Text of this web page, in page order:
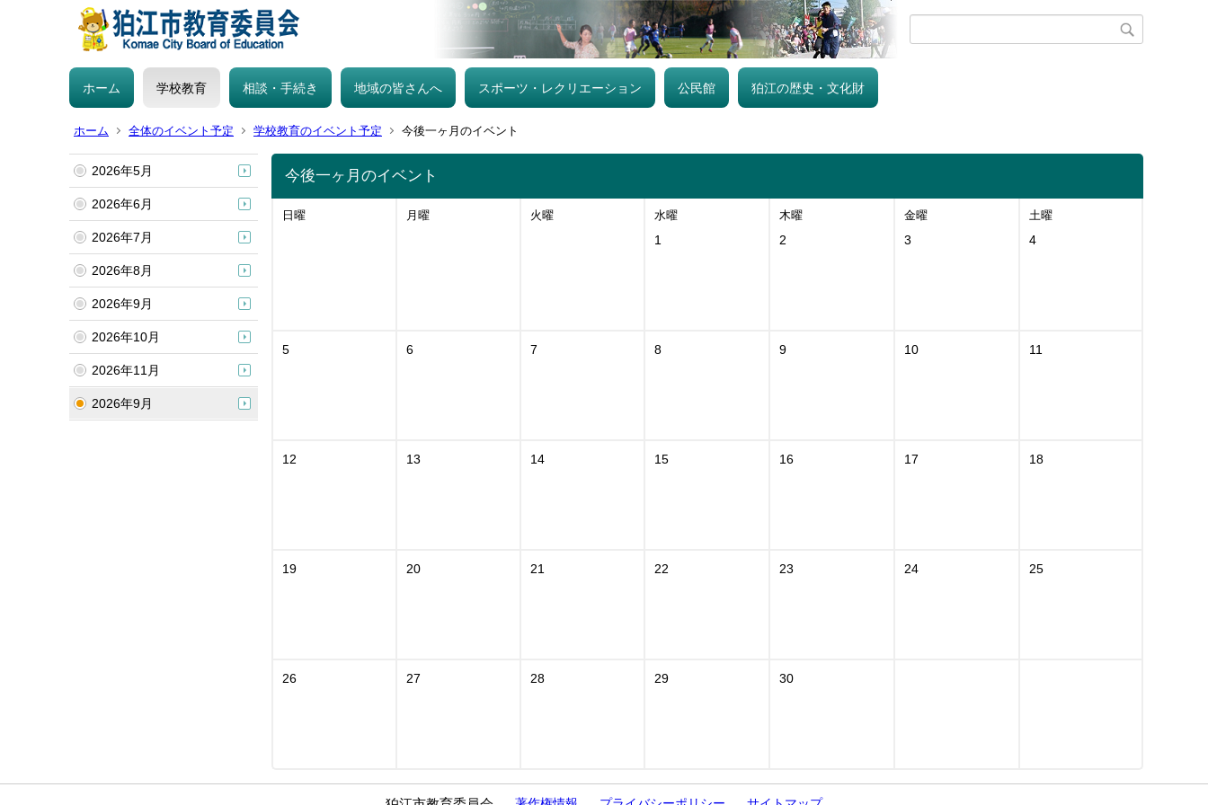
ホーム 学校教育 相談・手続き 地域の皆さんへ スポーツ・レクリエーション 公民館 狛江の歴史・文化財
ホーム 全体のイベント予定 学校教育のイベント予定 今後一ヶ月のイベント
2026年5月
2026年6月
2026年7月
2026年8月
2026年9月
2026年10月
2026年11月
2026年9月
今後一ヶ月のイベント
日曜 月曜 火曜 水曜 木曜 金曜 土曜
1 2 3 4
5 6 7 8 9 10 11
12 13 14 15 16 17 18
19 20 21 22 23 24 25
26 27 28 29 30